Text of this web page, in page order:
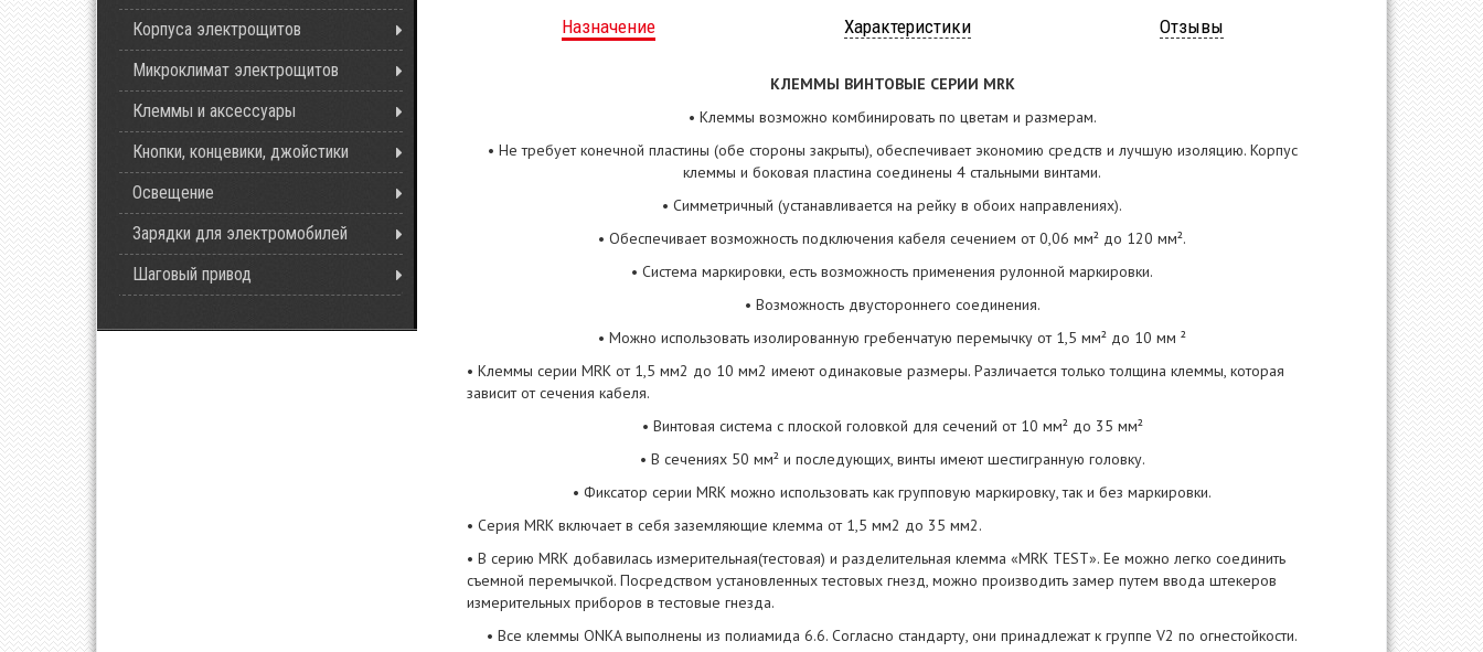
Корпуса электрощитов
Микроклимат электрощитов
Клеммы и аксессуары
Кнопки, концевики, джойстики
Освещение
Зарядки для электромобилей
Шаговый привод
Назначение Характеристики Отзывы
КЛЕММЫ ВИНТОВЫЕ СЕРИИ MRK
• Клеммы возможно комбинировать по цветам и размерам.
• Не требует конечной пластины (обе стороны закрыты), обеспечивает экономию средств и лучшую изоляцию. Корпус
клеммы и боковая пластина соединены 4 стальными винтами.
• Симметричный (устанавливается на рейку в обоих направлениях).
• Обеспечивает возможность подключения кабеля сечением от 0,06 мм² до 120 мм².
• Система маркировки, есть возможность применения рулонной маркировки.
• Возможность двустороннего соединения.
• Можно использовать изолированную гребенчатую перемычку от 1,5 мм² до 10 мм ²
• Клеммы серии MRK от 1,5 мм2 до 10 мм2 имеют одинаковые размеры. Различается только толщина клеммы, которая
зависит от сечения кабеля.
• Винтовая система с плоской головкой для сечений от 10 мм² до 35 мм²
• В сечениях 50 мм² и последующих, винты имеют шестигранную головку.
• Фиксатор серии MRK можно использовать как групповую маркировку, так и без маркировки.
• Серия MRK включает в себя заземляющие клемма от 1,5 мм2 до 35 мм2.
• В серию MRK добавилась измерительная(тестовая) и разделительная клемма «MRK TEST». Ее можно легко соединить
съемной перемычкой. Посредством установленных тестовых гнезд, можно производить замер путем ввода штекеров
измерительных приборов в тестовые гнезда.
• Все клеммы ONKA выполнены из полиамида 6.6. Согласно стандарту, они принадлежат к группе V2 по огнестойкости.